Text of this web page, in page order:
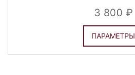
3 800
ПАРАМЕТРЫ